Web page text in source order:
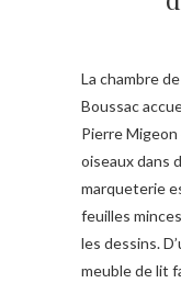
La chambre
Boussac
Pierre
oiseaux dans
marqueterie
feuilles
les dessins.
meuble de lit